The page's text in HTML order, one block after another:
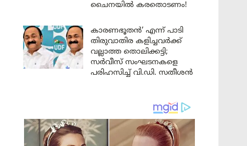
ചൈനയിൽ കരതൊടണം!
കാരണഭൂതൻ’ എന്ന് പാടി
തിരുവാതിര കളിച്ചവർക്ക്
വല്ലാത്ത തൊലിക്കട്ടി;
സർവീസ് സംഘടനകളെ
പരിഹസിച്ച് വി.ഡി. സതീശൻ